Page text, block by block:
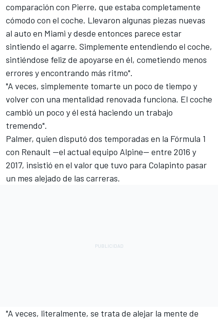
comparación con Pierre, que estaba completamente
cómodo con el coche. Llevaron algunas piezas nuevas
al auto en Miami y desde entonces parece estar
sintiendo el agarre. Simplemente entendiendo el coche,
sintiéndose feliz de apoyarse en él, cometiendo menos
errores y encontrando más ritmo".
"A veces, simplemente tomarte un poco de tiempo y
volver con una mentalidad renovada funciona. El coche
cambió un poco y él está haciendo un trabajo
tremendo".
Palmer, quien disputó dos temporadas en la Fórmula 1
con Renault —el actual equipo Alpine— entre 2016 y
2017, insistió en el valor que tuvo para Colapinto pasar
un mes alejado de las carreras.
"A veces, literalmente, se trata de alejar la mente de